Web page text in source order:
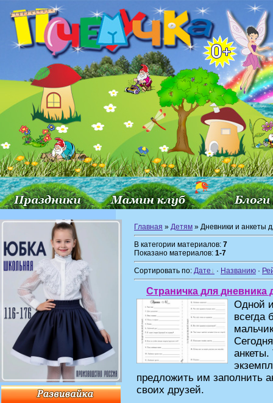
Главная » Детям » Дневники и анкеты
В категории материалов: 7
Показано материалов: 1-7
Сортировать по: Дате · Названию ·
Страничка для дневника
Одной
всегда
предложить им заполнить
своих друзей.